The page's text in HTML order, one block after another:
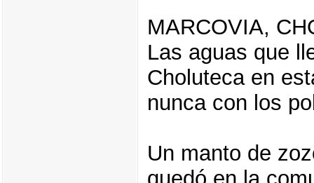
MARCOVIA,
Las aguas que
Choluteca en
nunca con los
Un manto de